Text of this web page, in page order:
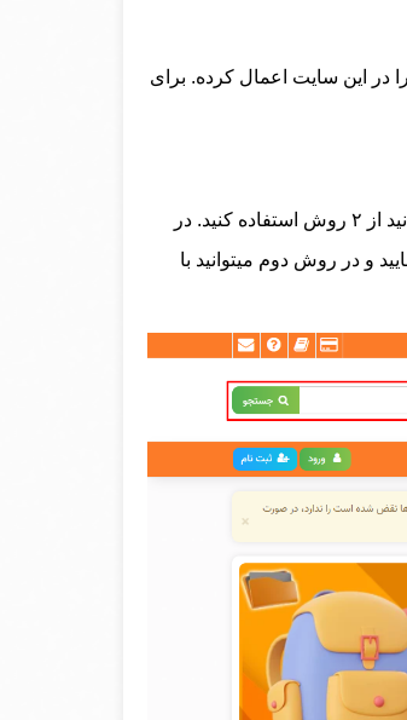
در این سایت اعمال کرده. برای
در مرحله نخست باید به جستجوی فایل مورد نظر بپردازید برا جست و جو میتوانید از ۲ روش استفاده کنید. در
و در روش دوم میتوانید با